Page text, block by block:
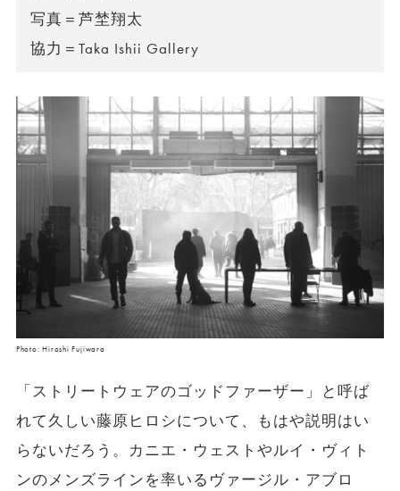
写真＝芦埜翔太
協力＝Taka Ishii Gallery
Photo: Hiroshi Fujiwara
「ストリートウェアのゴッドファーザー」と呼ば
れて久しい藤原ヒロシについて、もはや説明はい
らないだろう。カニエ・ウェストやルイ・ヴィト
ンのメンズラインを率いるヴァージル・アブロ